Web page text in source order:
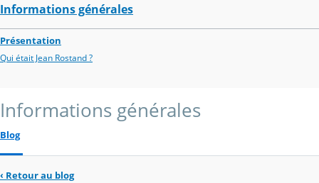
Informations générales
Présentation
Qui était Jean Rostand ?
Informations générales
Blog
‹ Retour au blog